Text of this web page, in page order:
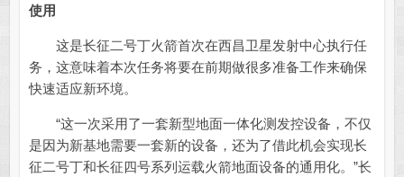
使用
这是长征二号丁火箭首次在西昌卫星发射中心执行任
务，这意味着本次任务将要在前期做很多准备工作来确保
快速适应新环境。
“这一次采用了一套新型地面一体化测发控设备，不仅
是因为新基地需要一套新的设备，还为了借此机会实现长
征二号丁和长征四号系列运载火箭地面设备的通用化。”长